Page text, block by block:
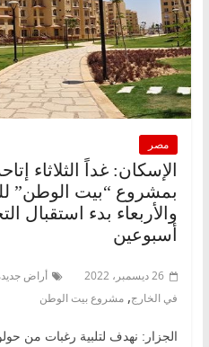
مصر
الإسكان: غداً الثلاثاء
بمشروع “بيت الوطن”
والأربعاء بدء استقبال
أسبوعين
26 ديسمبر، 2022 أراض
في الخارج, مشروع بيت الوطن
الجزار: نهدف لتلبية رغبات من